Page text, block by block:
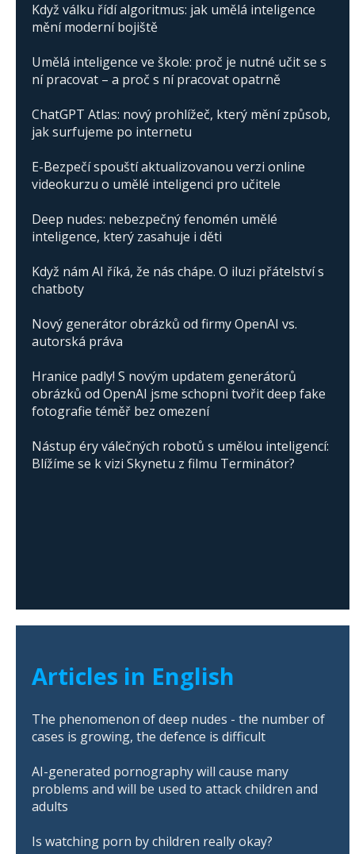
Když válku řídí algoritmus: jak umělá inteligence
mění moderní bojiště
Umělá inteligence ve škole: proč je nutné učit se s
ní pracovat – a proč s ní pracovat opatrně
ChatGPT Atlas: nový prohlížeč, který mění způsob,
jak surfujeme po internetu
E-Bezpečí spouští aktualizovanou verzi online
videokurzu o umělé inteligenci pro učitele
Deep nudes: nebezpečný fenomén umělé
inteligence, který zasahuje i děti
Když nám AI říká, že nás chápe. O iluzi přátelství s
chatboty
Nový generátor obrázků od firmy OpenAI vs.
autorská práva
Hranice padly! S novým updatem generátorů
obrázků od OpenAI jsme schopni tvořit deep fake
fotografie téměř bez omezení
Nástup éry válečných robotů s umělou inteligencí:
Blížíme se k vizi Skynetu z filmu Terminátor?
Articles in English
The phenomenon of deep nudes - the number of
cases is growing, the defence is difficult
AI-generated pornography will cause many
problems and will be used to attack children and
adults
Is watching porn by children really okay?